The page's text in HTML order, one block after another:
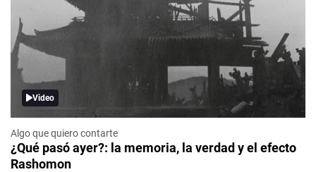
Video
Algo que quiero contarte
¿Qué pasó ayer?: la memoria, la verdad y el efecto
Rashomon